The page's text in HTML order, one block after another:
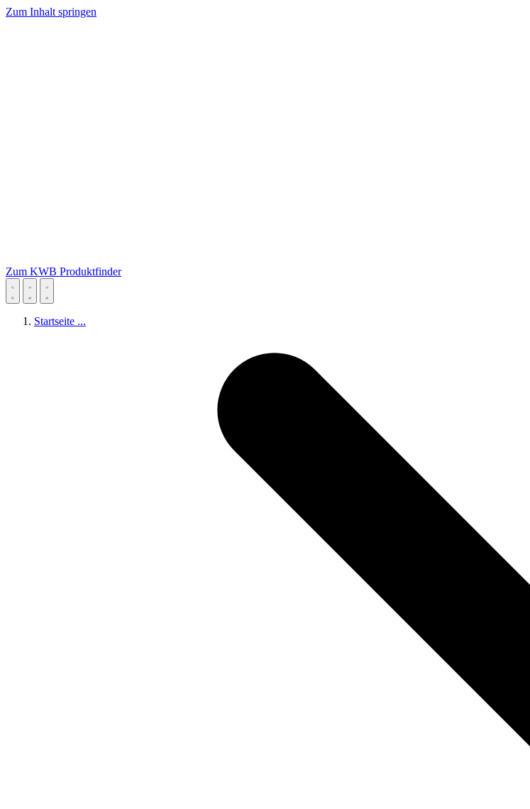
Zum Inhalt springen
Zum KWB Produktfinder
Startseite ...